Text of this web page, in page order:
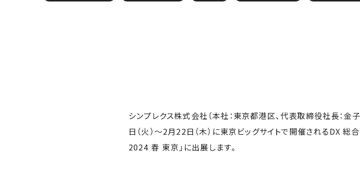
シンプレクス株式会社（本社：東京都港区、代表取締役社長：金
日（火）～2月22日（木）に東京ビッグサイトで開催されるDX
2024 春 東京」に出展します。